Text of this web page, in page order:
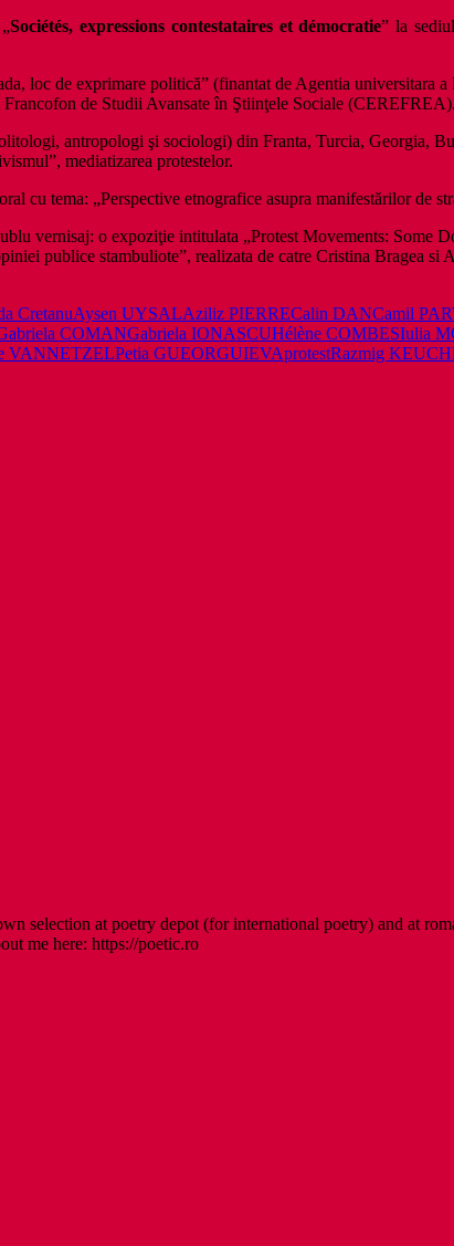
Sociétés, expressions contestataires et démocratie” la
loc de exprimare politică” (finantat de Agentia universitara
de Studii Avansate în Ştiinţele Sociale (CEREFREA).
antropologi şi sociologi) din Franta, Turcia, Georgia,
mediatizarea protestelor.
cu tema: „Perspective etnografice asupra manifestărilor de
vernisaj: o expoziţie intitulata „Protest Movements: Some
publice stambuliote”, realizata de catre Cristina Bragea
CretanuAysen UYSALAziliz PIERRECalin DANCamil
COMANGabriela IONASCUHélène COMBESIulia
VANNETZELPetia GUEORGUIEVAprotestRazmig
selection at poetry depot (for international poetry) and at
me here: https://poetic.ro